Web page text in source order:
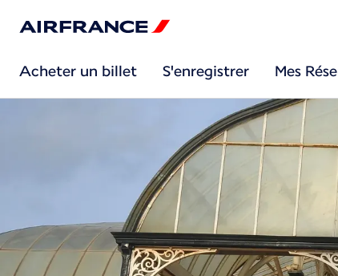
Acheter un billet S'enregistrer Mes